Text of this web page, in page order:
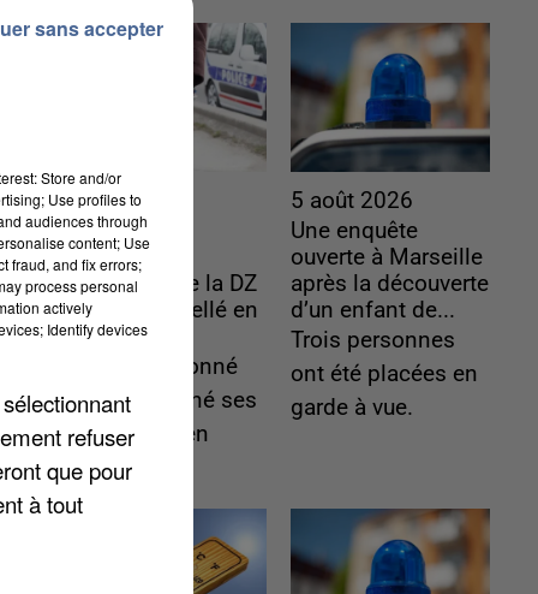
5 août 2026
L’un des
fondateurs
supposés de la DZ
Mafia interpellé en
Algérie
Il est soupçonné
d'y avoir mené ses
opérations en
France.
5 août 2026
Une enquête
ouverte à Marseille
après la découverte
d’un enfant de...
Trois personnes
ont été placées en
garde à vue.
Store and/or
Use profiles to
audiences through
content; Use
fraud, and fix errors;
process personal
actively
Identify devices
refuser
que pour
à tout
sans accepter